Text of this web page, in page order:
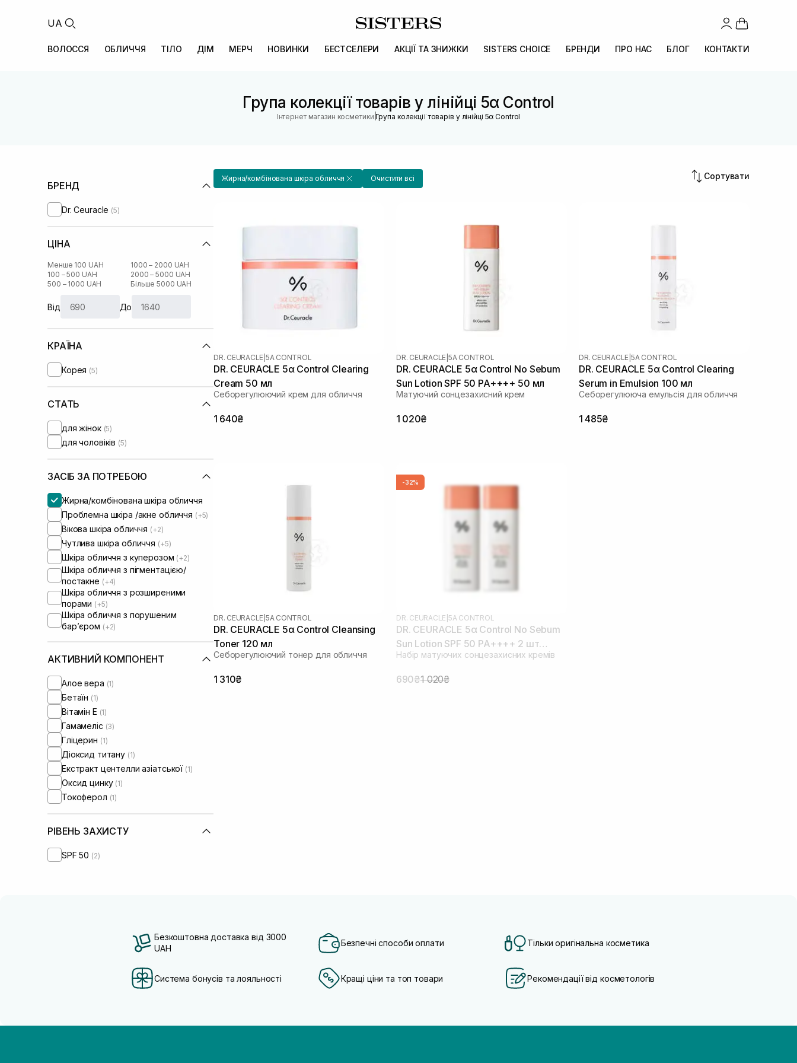
UA
ВОЛОССЯ ОБЛИЧЧЯ ТІЛО ДІМ МЕРЧ НОВИНКИ БЕСТСЕЛЕРИ АКЦІЇ ТА ЗНИЖКИ SISTERS CHOICE БРЕНДИ ПРО НАС БЛОГ КОНТАКТИ
Група колекції товарів у лінійці 5α Control
Інтернет магазин косметики |Група колекції товарів у лінійці 5α Control
БРЕНД
Dr. Ceuracle (5)
ЦІНА
Менше 100 UAH
100 – 500 UAH
500 – 1000 UAH
1000 – 2000 UAH
2000 – 5000 UAH
Більше 5000 UAH
Від До
КРАЇНА
Корея (5)
СТАТЬ
для жінок (5)
для чоловіків (5)
ЗАСІБ ЗА ПОТРЕБОЮ
Жирна/комбінована шкіра обличчя
Проблемна шкіра /акне обличчя (+5)
Вікова шкіра обличчя (+2)
Чутлива шкіра обличчя (+5)
Шкіра обличчя з куперозом (+2)
Шкіра обличчя з пігментацією/
постакне (+4)
Шкіра обличчя з розширеними
порами (+5)
Шкіра обличчя з порушеним
барʼєром (+2)
АКТИВНИЙ КОМПОНЕНТ
Алое вера (1)
Бетаїн (1)
Вітамін Е (1)
Гамамеліс (3)
Гліцерин (1)
Діоксид титану (1)
Екстракт центелли азіатської (1)
Оксид цинку (1)
Токоферол (1)
РІВЕНЬ ЗАХИСТУ
SPF 50 (2)
Жирна/комбінована шкіра обличчя Очистити всі Сортувати
DR. CEURACLE 5Α CONTROL
DR. CEURACLE 5α Control Clearing
Cream 50 мл
Себорегулюючий крем для обличчя
1 640₴
DR. CEURACLE 5Α CONTROL
DR. CEURACLE 5α Control No Sebum
Sun Lotion SPF 50 PA++++ 50 мл
Матуючий сонцезахисний крем
1 020₴
DR. CEURACLE 5Α CONTROL
DR. CEURACLE 5α Control Clearing
Serum in Emulsion 100 мл
Себорегулююча емульсія для обличчя
1 485₴
DR. CEURACLE 5Α CONTROL
DR. CEURACLE 5α Control Cleansing
Toner 120 мл
Себорегулюючий тонер для обличчя
1 310₴
-32%
DR. CEURACLE 5Α CONTROL
DR. CEURACLE 5α Control No Sebum
Sun Lotion SPF 50 PA++++ 2 шт
(термін до 09.04.2026)
Набір матуючих сонцезахисних кремів
690₴1 020₴
Безкоштовна доставка від 3000
UAH
Безпечні способи оплати Тільки оригінальна косметика
Система бонусів та лояльності Кращі ціни та топ товари Рекомендації від косметологів